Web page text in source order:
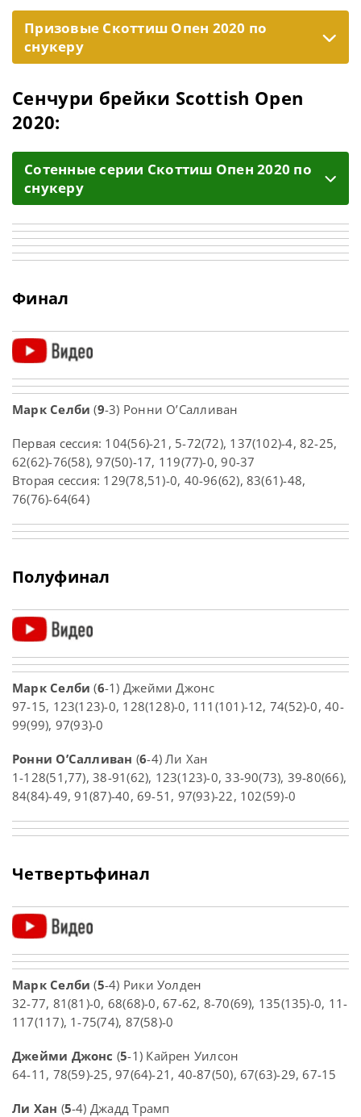
Призовые Скоттиш Опен 2020 по
снукеру
Сенчури брейки Scottish Open
2020:
Cотенные серии Скоттиш Опен 2020 по
снукеру
Финал
Марк Селби (9-3) Ронни О’Салливан
Первая сессия: 104(56)-21, 5-72(72), 137(102)-4, 82-25,
62(62)-76(58), 97(50)-17, 119(77)-0, 90-37
Вторая сессия: 129(78,51)-0, 40-96(62), 83(61)-48,
76(76)-64(64)
Полуфинал
Марк Селби (6-1) Джейми Джонс
97-15, 123(123)-0, 128(128)-0, 111(101)-12, 74(52)-0, 40-
99(99), 97(93)-0
Ронни О’Салливан (6-4) Ли Хан
1-128(51,77), 38-91(62), 123(123)-0, 33-90(73), 39-80(66),
84(84)-49, 91(87)-40, 69-51, 97(93)-22, 102(59)-0
Четвертьфинал
Марк Селби (5-4) Рики Уолден
32-77, 81(81)-0, 68(68)-0, 67-62, 8-70(69), 135(135)-0, 11-
117(117), 1-75(74), 87(58)-0
Джейми Джонс (5-1) Кайрен Уилсон
64-11, 78(59)-25, 97(64)-21, 40-87(50), 67(63)-29, 67-15
Ли Хан (5-4) Джадд Трамп